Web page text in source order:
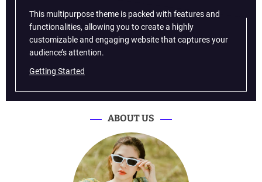
This multipurpose theme is packed with features and
functionalities, allowing you to create a highly
customizable and engaging website that captures your
audience’s attention.
Getting Started
ABOUT US